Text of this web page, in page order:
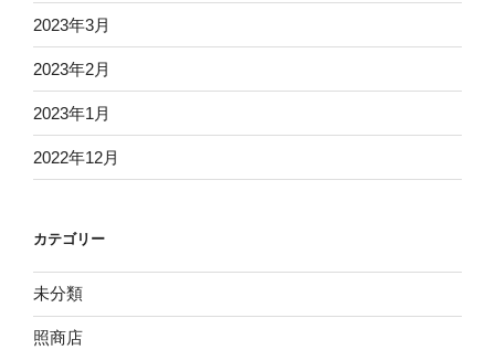
2023年3月
2023年2月
2023年1月
2022年12月
カテゴリー
未分類
照商店